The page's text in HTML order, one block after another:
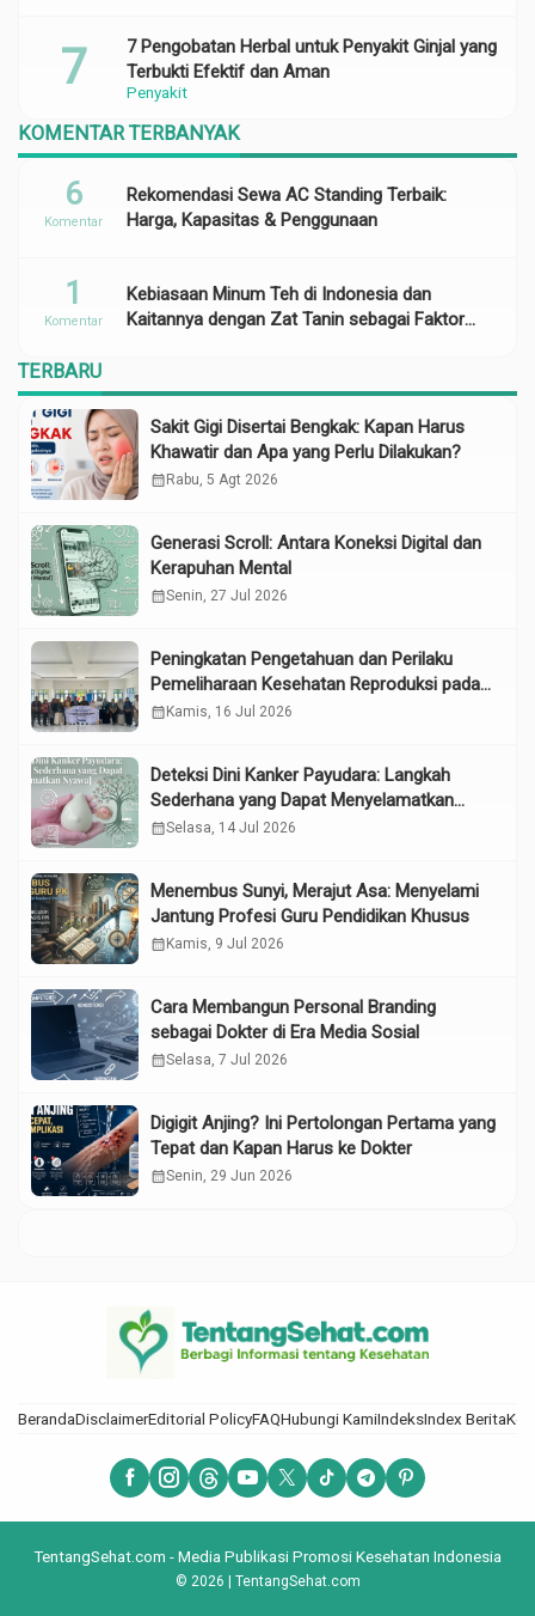
Penyakit
7 Pengobatan Herbal untuk Penyakit Ginjal yang
Terbukti Efektif dan Aman
KOMENTAR TERBANYAK
Rekomendasi Sewa AC Standing Terbaik:
Harga, Kapasitas & Penggunaan
6
Komentar
Kebiasaan Minum Teh di Indonesia dan
Kaitannya dengan Zat Tanin sebagai Faktor
1
Komentar
TERBARU
Sakit Gigi Disertai Bengkak: Kapan Harus
Khawatir dan Apa yang Perlu Dilakukan?
calendar_month Rabu, 5 Agt 2026
Generasi Scroll: Antara Koneksi Digital dan
Kerapuhan Mental
calendar_monthSenin, 27 Jul 2026
Peningkatan Pengetahuan dan Perilaku
Pemeliharaan Kesehatan Reproduksi pada
Lansia melalui Edukasi dan Konseling di
calendar_month Kamis, 16 Jul 2026
Deteksi Dini Kanker Payudara: Langkah
Sederhana yang Dapat Menyelamatkan
Nyawa
calendar_monthSelasa, 14 Jul 2026
Menembus Sunyi, Merajut Asa: Menyelami
Jantung Profesi Guru Pendidikan Khusus
calendar_month Kamis, 9 Jul 2026
Cara Membangun Personal Branding
sebagai Dokter di Era Media Sosial
calendar_monthSelasa, 7 Jul 2026
Digigit Anjing? Ini Pertolongan Pertama yang
Tepat dan Kapan Harus ke Dokter
calendar_monthSenin, 29 Jun 2026
BerandaDisclaimerEditorial PolicyFAQHubungi KamiIndeksIndex Berita
TentangSehat.com - Media Publikasi Promosi Kesehatan Indonesia
© 2026 | TentangSehat.com